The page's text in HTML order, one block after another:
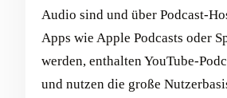
Audio sind und über Podcast-
Apps wie Apple Podcasts oder
werden, enthalten YouTube-
und nutzen die große